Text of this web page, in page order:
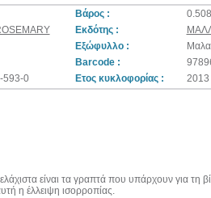
Βάρος :
Εκδότης :
Εξώφυλλο :
Barcode :
593-0 Ετος κυκλοφορίας : 2013
είναι τα γραπτά που υπάρχουν για τη
η έλλειψη ισορροπίας.